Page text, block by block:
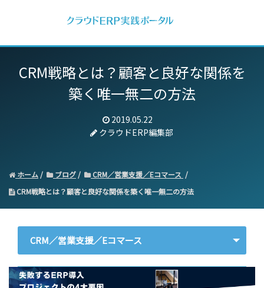
CRM戦略とは？顧客と良好な関係を
築く唯一無二の方法
2019.05.22
クラウドERP編集部
ホーム ブログ
CRM／営業支援／Eコマース
CRM戦略とは？顧客と良好な関係を築く唯一無二の方法
CRM／営業支援／Eコマース
ERP